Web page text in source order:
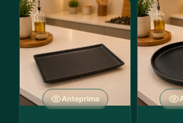
Anteprima